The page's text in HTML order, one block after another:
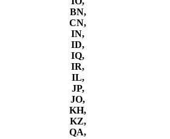
BN,
CN,
IN,
ID,
IQ,
IR,
IL,
JP,
JO,
KH,
KZ,
QA,